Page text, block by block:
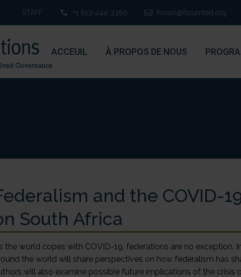
STAFF +1 613-244-3360 forum@forumfed.org
ACCEUIL À PROPOS DE NOUS
and the COVID-
South Africa
the world copes with COVID-19, federations are no exception.
the world will share perspectives on how federalism has
will also examine possible future implications of the crisis